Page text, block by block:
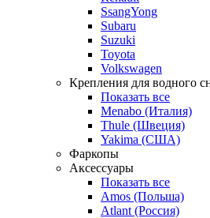
SsangYong
Subaru
Suzuki
Toyota
Volkswagen
Крепления для водного
Показать все
Menabo (Италия)
Thule (Швеция)
Yakima (США)
Фаркопы
Аксессуары
Показать все
Amos (Польша)
Atlant (Россия)